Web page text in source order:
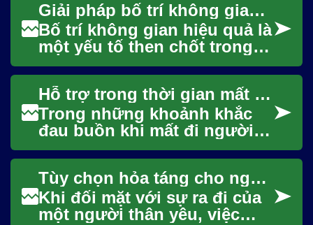
Giải pháp bố trí không gian hiệu quả
Bố trí không gian hiệu quả là
một yếu tố then chốt trong
thiết kế nội thất, giúp biến
đổi bất kỳ căn phòng nào
thành ...
Hỗ trợ trong thời gian mất mát
Trong những khoảnh khắc
đau buồn khi mất đi người
thân yêu, việc đưa ra các
quyết định về nghi thức cuối
đời có thể l...
Tùy chọn hỏa táng cho người thân
Khi đối mặt với sự ra đi của
một người thân yêu, việc